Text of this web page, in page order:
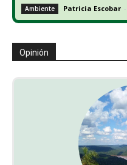
Ambiente Patricia Escobar -
Opinión